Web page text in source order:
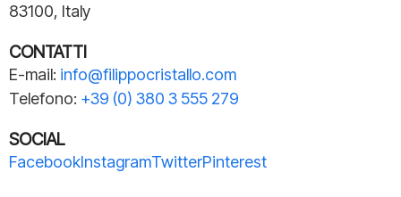
83100, Italy
CONTATTI
E-mail: info@filippocristallo.com
Telefono: +39 (0) 380 3 555 279
SOCIAL
FacebookInstagramTwitterPinterest